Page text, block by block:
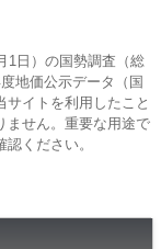
1日）の国勢調査（総
地価公示データ（国
イトを利用したこと
ません。重要な用途で
ください。